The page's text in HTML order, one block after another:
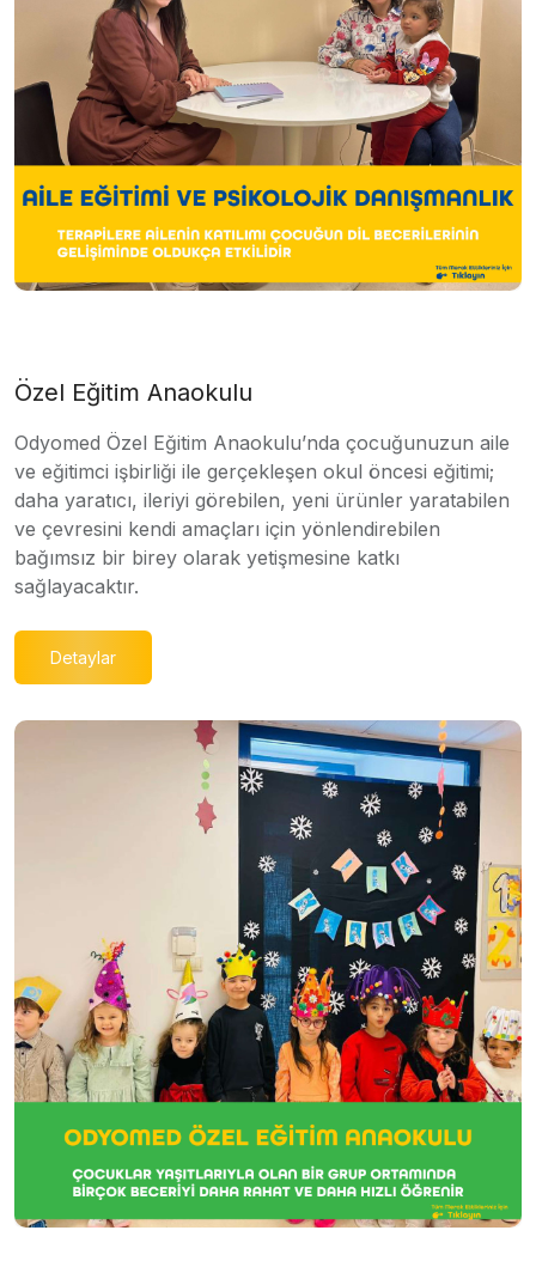
Özel Eğitim Anaokulu
Odyomed Özel Eğitim Anaokulu’nda çocuğunuzun aile
ve eğitimci işbirliği ile gerçekleşen okul öncesi eğitimi;
daha yaratıcı, ileriyi görebilen, yeni ürünler yaratabilen
ve çevresini kendi amaçları için yönlendirebilen
bağımsız bir birey olarak yetişmesine katkı
sağlayacaktır.
Detaylar